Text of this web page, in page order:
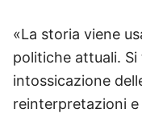
«La storia viene
politiche attuali.
intossicazione
reinterpretazioni